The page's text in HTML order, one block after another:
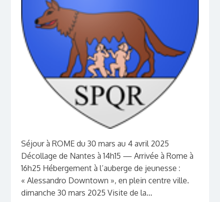
Séjour à ROME du 30 mars au 4 avril 2025
Décollage de Nantes à 14h15 — Arrivée à Rome à
16h25 Hébergement à l’auberge de jeunesse :
« Alessandro Downtown », en plein centre ville.
dimanche 30 mars 2025 Visite de la...